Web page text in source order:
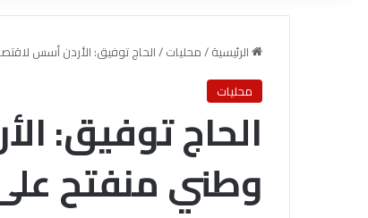
الرئيسية/محليات/الحاج توفيق: الأردن أسس
محليات
الحاج توفيق:
وطني منفتح